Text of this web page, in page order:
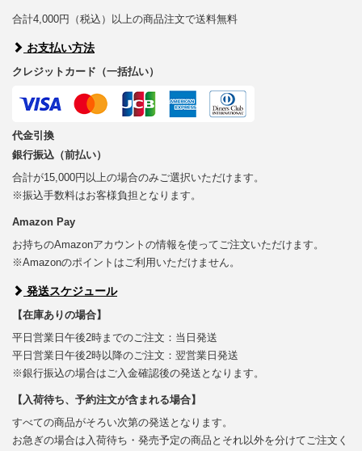
合計4,000円（税込）以上の商品注文で送料無料
お支払い方法
クレジットカード（一括払い）
代金引換
銀行振込（前払い）
合計が15,000円以上の場合のみご選択いただけます。
※振込手数料はお客様負担となります。
Amazon Pay
お持ちのAmazonアカウントの情報を使ってご注文いただけます。
※Amazonのポイントはご利用いただけません。
発送スケジュール
【在庫ありの場合】
平日営業日午後2時までのご注文：当日発送
平日営業日午後2時以降のご注文：翌営業日発送
※銀行振込の場合はご入金確認後の発送となります。
【入荷待ち、予約注文が含まれる場合】
すべての商品がそろい次第の発送となります。
お急ぎの場合は入荷待ち・発売予定の商品とそれ以外を分けてご注文く